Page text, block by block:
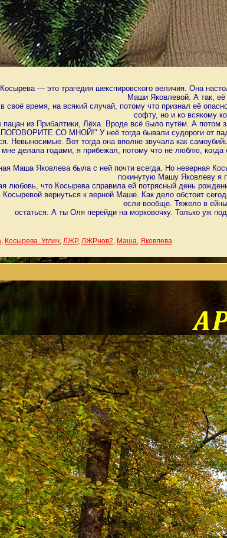
— это трагедия шекспировского величия. Она
Маши Яковлевой. А так,
своё время, на всякий случай, потому что признал её
софту, но и ко всякому
из Прибалтики, Лёха. Вроде всё было путём. А потом
СО МНОЙ!" У неё тогда бывали судороги от
Невыносимые. Вот тогда она вполне звучала как
мне делала годами, я прибежал, потому что не люблю,
Маша Яковлева была с ней почти всегда. Но неверная
покинутую Машу Яковлеву я
любовь, что Косырева справила ей потрясный день
вернуться к верной Маше. Как дело обстоит
если вообще. Тяжело в
остаться. А ты Оля перейди на морковочку. Только уж
, Косырева. Углич, ЛЖР, ЛЖРнов2, Маша, Яковлева